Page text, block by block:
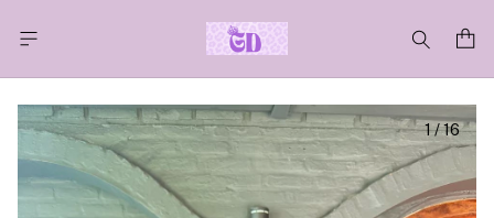
1/16